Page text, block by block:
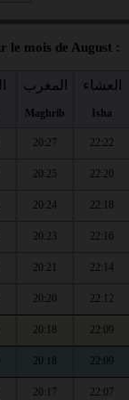
le mois de August :
المغرب
Maghrib
العشاء
Isha
20:27 22:22
20:25 22:20
20:24 22:18
20:23 22:16
20:21 22:14
20:20 22:12
20:18 22:09
20:18 22:09
20:17 22:07